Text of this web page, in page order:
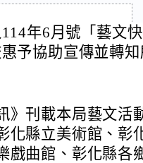
年6月號「藝文
予協助宣傳並轉
》刊載本局藝文活
化縣立美術館、彰
戲曲館、彰化縣各